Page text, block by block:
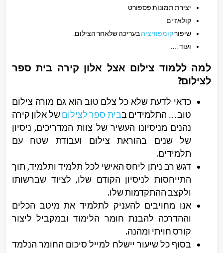
יצירת תמונות פספורט
קולאז'ים
שיפורקומפוזיציהבעריכה שלאחר הצילום.
ועוד….
למה ללמוד צילום אצל אלון קירה בית ספר
לצילום?
כדאי לדעת שלא כל צלם טוב הוא גם מורה צילום
טוב… התלמידים בבית ספר לצילוםשל אלון קירה
נהנים מניסיונו העשיר של צוות המדריכים, ניסיון
של שנים בהוראת צילום ועבודת שטח עם
תלמידים.
דגש רב ניתן ליחס האישי לכל תלמיד ותלמיד, תוך
התייחסות לניסיון הקודם שלו, לציוד שברשותו
ולקצב ההתקדמות שלו.
אנו מחויבים להעניק לתלמיד את מיטב הכלים
וההדרכה להבנת חומר הלימוד ובמקביל ליצור
קורס חויתי ומהנה.
בסוף כל שיעור יישלח למייל סיכום החומר הנלמד